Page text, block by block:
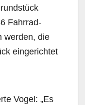
Fahrrad-
werden, die
eingerichtet
Vogel: „Es